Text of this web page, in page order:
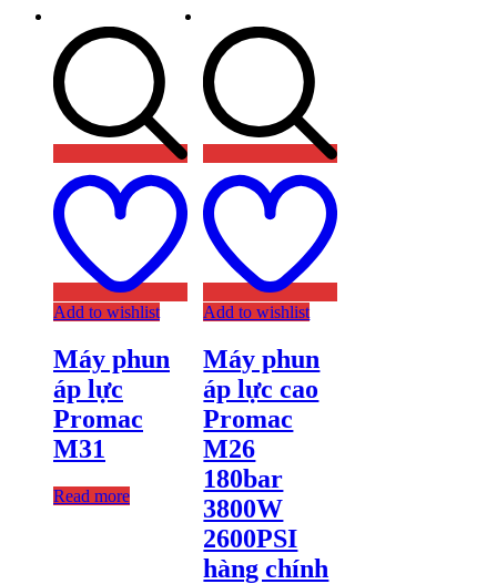
Add to wishlist
Máy phun
áp lực
Promac
M31
Read more
Add to wishlist
Máy phun
áp lực cao
Promac
M26
180bar
3800W
2600PSI
hàng chính